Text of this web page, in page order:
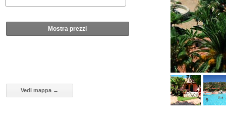
Mostra prezzi
Vedi mappa →